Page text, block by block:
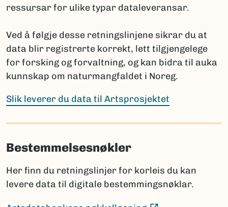
International Code of Zoological Nomenclature
slektsnavn + “sp. nov.”. Det bør da legges til en
kommentar om planlagt publisering: hvor og når
navnet skal publiseres i henhold til regelverket.
Prosjektet har ansvar for å informere Artsdatabanken
skjer lenge etter prosjektets slutt.
Sammenligning mot Artsdatabankens navneregister
innholdet i navneregisteret Nortaxa gjennom
listesøket.
Dette hjelper med å:
ressursar for ulike typar dataleveransar.
Ved å følgje desse retningslinjene sikrar du at
data blir registrerte korrekt, lett tilgjengelege
for forsking og forvaltning, og kan bidra til auka
kunnskap om naturmangfaldet i Noreg.
Slik leverer du data til Artsprosjektet
Bestemmelsesnøkler
Her finn du retningslinjer for korleis du kan
levere data til digitale bestemmingsnøklar.